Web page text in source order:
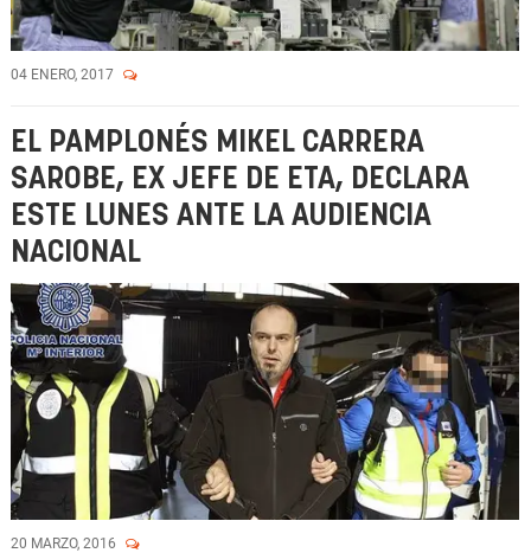
04 ENERO, 2017
EL PAMPLONÉS MIKEL CARRERA
SAROBE, EX JEFE DE ETA, DECLARA
ESTE LUNES ANTE LA AUDIENCIA
NACIONAL
20 MARZO, 2016